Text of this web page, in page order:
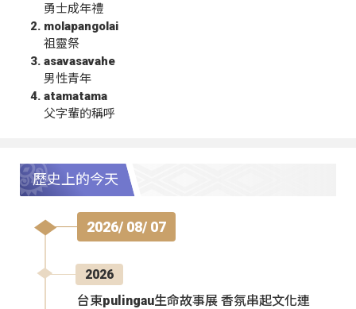
勇士成年禮
molapangolai
祖靈祭
asavasavahe
男性青年
atamatama
父字輩的稱呼
歷史上的今天
2026/ 08/ 07
2026
台東pulingau生命故事展 香氛串起文化連